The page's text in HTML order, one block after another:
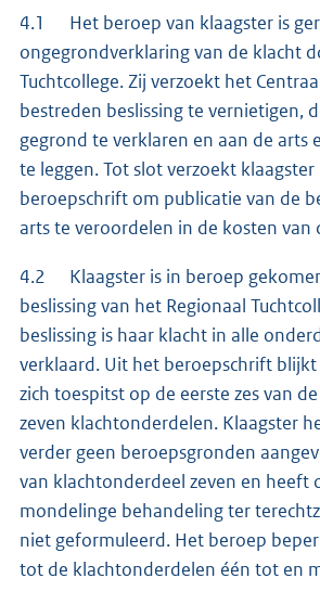
4.1 Het beroep van klaagster is
ongegrondverklaring van de klacht
Tuchtcollege. Zij verzoekt het
bestreden beslissing te vernietigen,
gegrond te verklaren en aan de arts
te leggen. Tot slot verzoekt
beroepschrift om publicatie van de
arts te veroordelen in de kosten van
4.2 Klaagster is in beroep
beslissing van het Regionaal
beslissing is haar klacht in alle
verklaard. Uit het beroepschrift
zich toespitst op de eerste zes van
zeven klachtonderdelen. Klaagster
verder geen beroepsgronden
van klachtonderdeel zeven en heeft
mondelinge behandeling ter
niet geformuleerd. Het beroep
tot de klachtonderdelen één tot en